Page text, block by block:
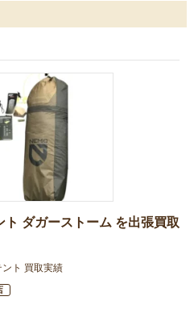
ダガーストーム を出張買取
ント 買取実績